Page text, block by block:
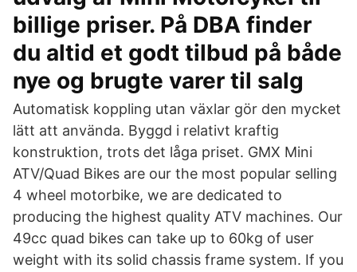
billige priser. På DBA finder
du altid et godt tilbud på både
nye og brugte varer til salg
Automatisk koppling utan växlar gör den mycket
lätt att använda. Byggd i relativt kraftig
konstruktion, trots det låga priset. GMX Mini
ATV/Quad Bikes are our the most popular selling
4 wheel motorbike, we are dedicated to
producing the highest quality ATV machines. Our
49cc quad bikes can take up to 60kg of user
weight with its solid chassis frame system. If you